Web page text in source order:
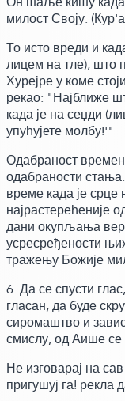
милост Своју.
То исто вреди и
лицем на тле), што
Хурејре у коме
рекао: "Најближе
када је на сеџди
упућујете молбу!'"
Одабраност
одабраности
време када је срце
најрастерећеније
дани окупљања
усресређености
тражењу Божије
6. Да се спусти
гласан, да буде
сиромаштво и
смислу,од Аише се
Не изговарај на
пригушуј га!